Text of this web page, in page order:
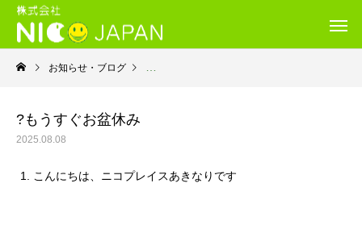
お知らせ・ブログ 就労継続支援Ｂ型・ニコプレイス
?もうすぐお盆休み
2025.08.08
こんにちは、ニコプレイスあきなりです